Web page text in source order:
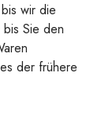
wir die
Sie den
der frühere